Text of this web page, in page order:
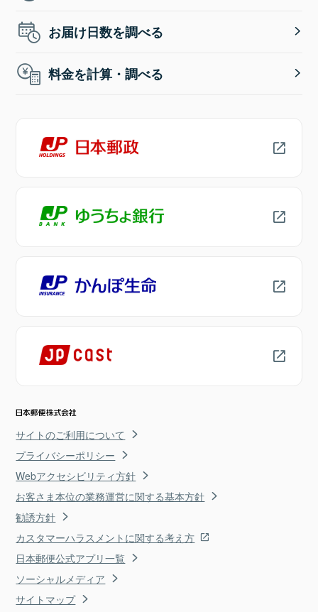
お届け日数を調べる
料金を計算・調べる
サイトのご利用について
プライバシーポリシー
Webアクセシビリティ方針
お客さま本位の業務運営に関する基本方針
勧誘方針
カスタマーハラスメントに関する考え方
日本郵便公式アプリ一覧
ソーシャルメディア
サイトマップ